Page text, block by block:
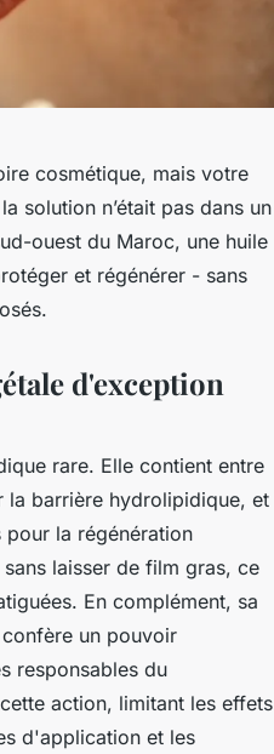
cosmétique, mais votre
solution n’était pas dans un
ouest du Maroc, une huile
et régénérer - sans
d'exception
rare. Elle contient entre
la barrière hydrolipidique, et
pour la régénération
laisser de film gras, ce
En complément, sa
un pouvoir
responsables du
action, limitant les effets
d'application et les